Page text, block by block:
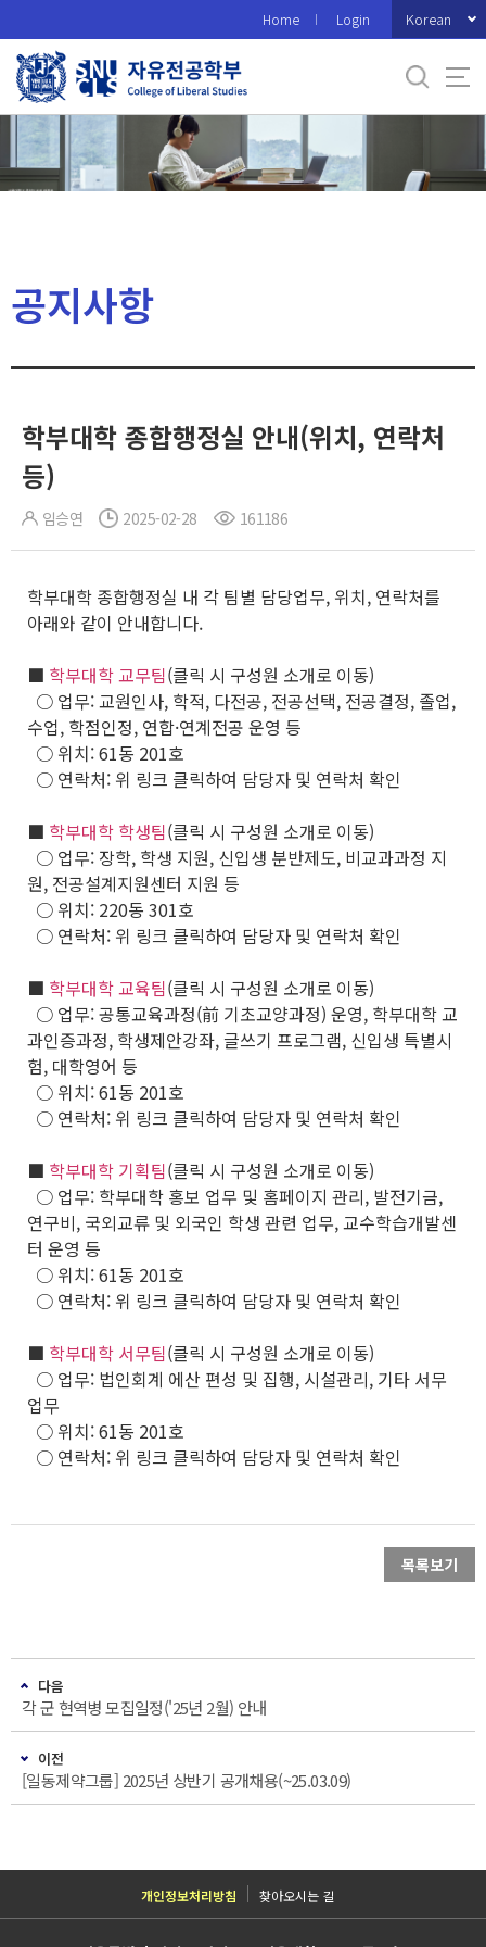
로
메
Home Login Korean
공지사항
학부대학 종합행정실 안내(위치, 연락처
등)
임승연 2025-02-28 161186
학부대학 종합행정실 내 각 팀별 담당업무, 위치, 연락처를
아래와 같이 안내합니다.
■ 학부대학 교무팀(클릭 시 구성원 소개로 이동)
○ 업무: 교원인사, 학적, 다전공, 전공선택, 전공결정, 졸업,
수업, 학점인정, 연합·연계전공 운영 등
○ 위치: 61동 201호
○ 연락처: 위 링크 클릭하여 담당자 및 연락처 확인
■ 학부대학 학생팀(클릭 시 구성원 소개로 이동)
○ 업무: 장학, 학생 지원, 신입생 분반제도, 비교과과정 지
원, 전공설계지원센터 지원 등
○ 위치: 220동 301호
○ 연락처: 위 링크 클릭하여 담당자 및 연락처 확인
■ 학부대학 교육팀(클릭 시 구성원 소개로 이동)
○ 업무: 공통교육과정(前 기초교양과정) 운영, 학부대학 교
과인증과정, 학생제안강좌, 글쓰기 프로그램, 신입생 특별시
험, 대학영어 등
○ 위치: 61동 201호
○ 연락처: 위 링크 클릭하여 담당자 및 연락처 확인
■ 학부대학 기획팀(클릭 시 구성원 소개로 이동)
○ 업무: 학부대학 홍보 업무 및 홈페이지 관리, 발전기금,
연구비, 국외교류 및 외국인 학생 관련 업무, 교수학습개발센
터 운영 등
○ 위치: 61동 201호
○ 연락처: 위 링크 클릭하여 담당자 및 연락처 확인
■ 학부대학 서무팀(클릭 시 구성원 소개로 이동)
○ 업무: 법인회계 에산 편성 및 집행, 시설관리, 기타 서무
업무
○ 위치: 61동 201호
○ 연락처: 위 링크 클릭하여 담당자 및 연락처 확인
목록보기
다음
각 군 현역병 모집일정('25년 2월) 안내
이전
[일동제약그룹] 2025년 상반기 공개채용(~25.03.09)
개인정보처리방침 찾아오시는 길